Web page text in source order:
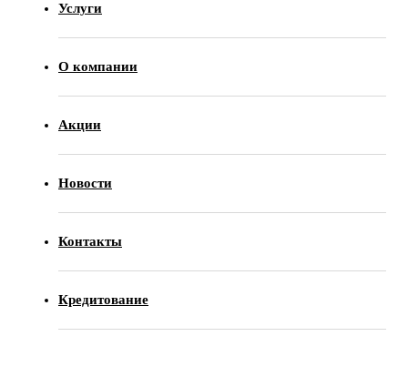
Услуги
О компании
Акции
Новости
Контакты
Кредитование